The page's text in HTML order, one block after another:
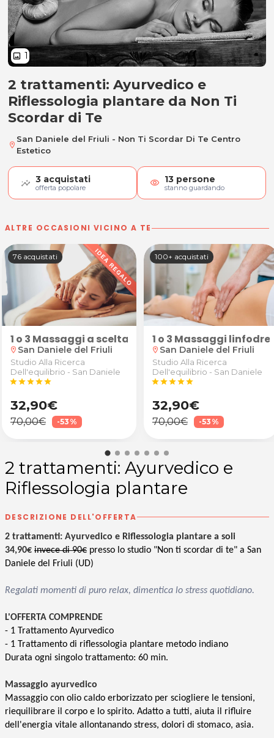
image 1
2 trattamenti: Ayurvedico e
2 trattamenti: Ayurvedico e
Riflessologia plantare da Non Ti
Scordar di Te
location_on
San Daniele del Friuli - Non Ti Scordar Di Te Centro
Estetico
3 acquistati
offerta popolare visibility 13 persone
stanno guardando
ALTRE OCCASIONI VICINO A TE
da Come Nelle Favole a Spilimbergo
76 acquistati
1 o 3 Massaggi a scelta tra forza, rilassanti o
location_on San Daniele del Friuli
Studio Alla Ricerca
Dell'equilibrio - San Daniele
starstarstarstarstar
32,90€
70,00€ -53%
100+ acquistati
1 o 3 Massaggi
location_on San Daniele del Friuli
Studio Alla Ricerca
Dell'equilibrio - San Daniele
starstarstarstarstar
32,90€
70,00€ -53%
2 trattamenti: Ayurvedico e
Riflessologia plantare
DESCRIZIONE DELL'OFFERTA
2 trattamenti: Ayurvedico e Riflessologia plantare a soli
34,90€ invece di 90€ presso lo studio "Non ti scordar di te" a San
Daniele del Friuli (UD)
Regalati momenti di puro relax, dimentica lo stress quotidiano.
L'OFFERTA COMPRENDE
- 1 Trattamento Ayurvedico
- 1 Trattamento di riflessologia plantare metodo indiano
Durata ogni singolo trattamento: 60 min.
Massaggio ayurvedico
Massaggio con olio caldo erborizzato per sciogliere le tensioni,
riequilibrare il corpo e lo spirito. Adatto a tutti, aiuta il rifluire
dell'energia vitale allontanando stress, dolori di stomaco, asia.